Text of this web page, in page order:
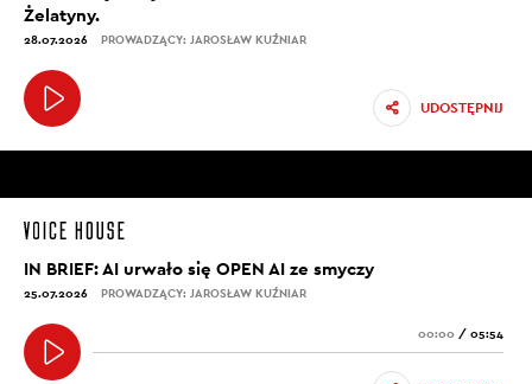
Żelatyny.
28.07.2026 PROWADZĄCY: JAROSŁAW KUŹNIAR
UDOSTĘPNIJ
IN BRIEF: AI urwało się OPEN AI ze smyczy
25.07.2026 PROWADZĄCY: JAROSŁAW KUŹNIAR
00:00 / 05:54